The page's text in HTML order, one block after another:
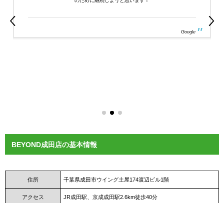
Google
BEYOND成田店の基本情報
住所 千葉県成田市ウイング土屋174渡辺ビル1階
アクセス
JR成田駅、京成成田駅2.6km徒歩40分